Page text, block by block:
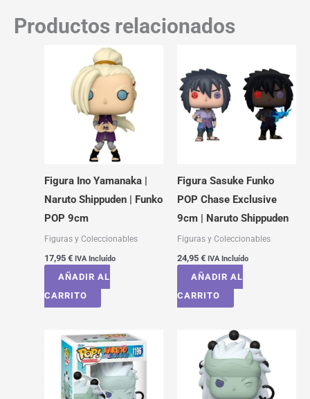
Productos relacionados
Figura Ino Yamanaka |
Naruto Shippuden | Funko
POP 9cm
Figuras y Coleccionables
17,95 € IVA Incluído
AÑADIR AL
CARRITO
Figura Sasuke Funko
POP Chase Exclusive
9cm | Naruto Shippuden
Figuras y Coleccionables
24,95 € IVA Incluído
AÑADIR AL
CARRITO